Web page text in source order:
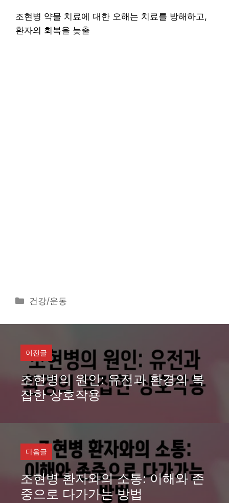
조현병 약물 치료에 대한 오해는 치료를 방해하고,
환자의 회복을 늦출
카
고
건강/운동
이전글
조현병의 원인: 유전과 환경의 복
잡한 상호작용
다음글
조현병 환자와의 소통: 이해와 존
중으로 다가가는 방법